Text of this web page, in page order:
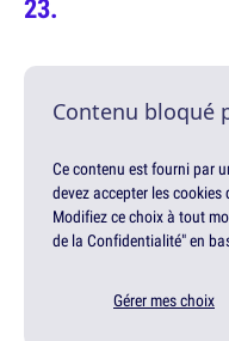
Contenu bloqué
Ce contenu est fourni par
devez accepter les
Modifiez ce choix à tout
de la Confidentialité" en
Gérer mes choix